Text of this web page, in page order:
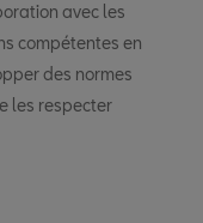
avec les
compétentes en
des normes
les respecter